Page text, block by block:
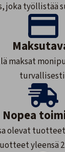
joka työllistää
maksat
Nopea
olevat
yleensä